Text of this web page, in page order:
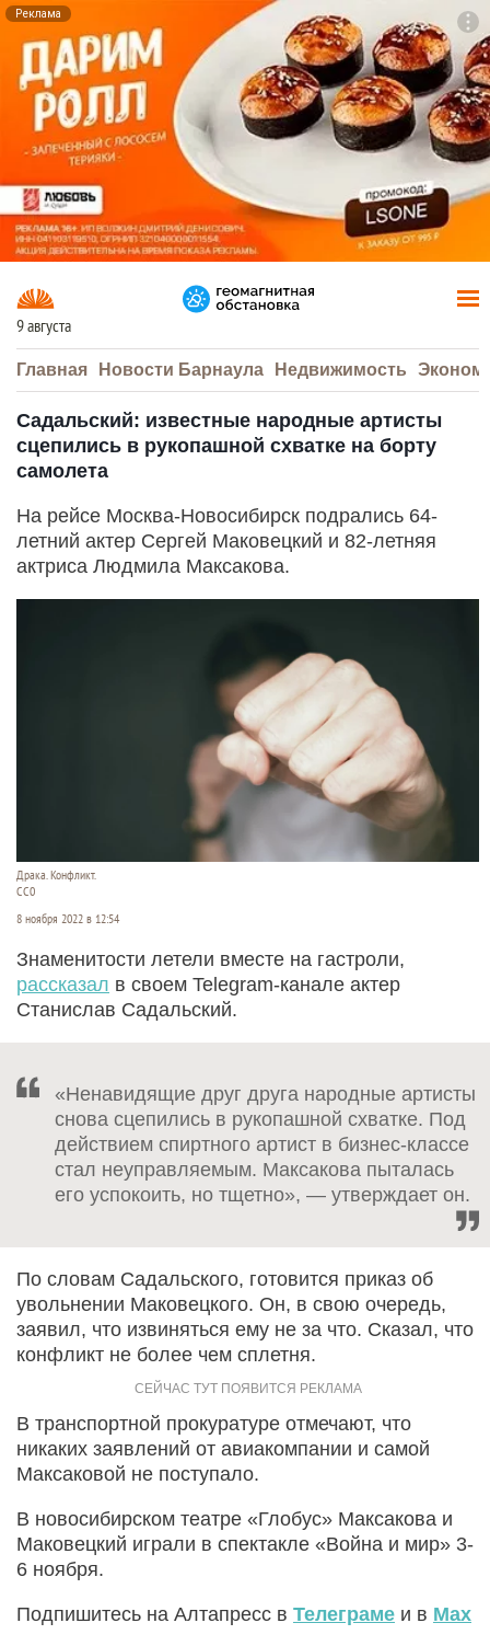
Реклама
9 августа
Главная Новости Барнаула Недвижимость
Садальский: известные народные артисты
сцепились в рукопашной схватке на борту
самолета
На рейсе Москва-Новосибирск подрались 64-
летний актер Сергей Маковецкий и 82-летняя
актриса Людмила Максакова.
Драка. Конфликт.
CC0
8 ноября 2022 в 12:54
Знаменитости летели вместе на гастроли,
рассказал в своем Telegram-канале актер
Станислав Садальский.
«Ненавидящие друг друга народные артисты
снова сцепились в рукопашной схватке. Под
действием спиртного артист в бизнес-классе
стал неуправляемым. Максакова пыталась
его успокоить, но тщетно», — утверждает он.
По словам Садальского, готовится приказ об
увольнении Маковецкого. Он, в свою очередь,
заявил, что извиняться ему не за что. Сказал, что
конфликт не более чем сплетня.
В транспортной прокуратуре отмечают, что
никаких заявлений от авиакомпании и самой
Максаковой не поступало.
В новосибирском театре «Глобус» Максакова и
Маковецкий играли в спектакле «Война и мир» 3-
6 ноября.
Подпишитесь на Алтапресс в Телеграме и в Max